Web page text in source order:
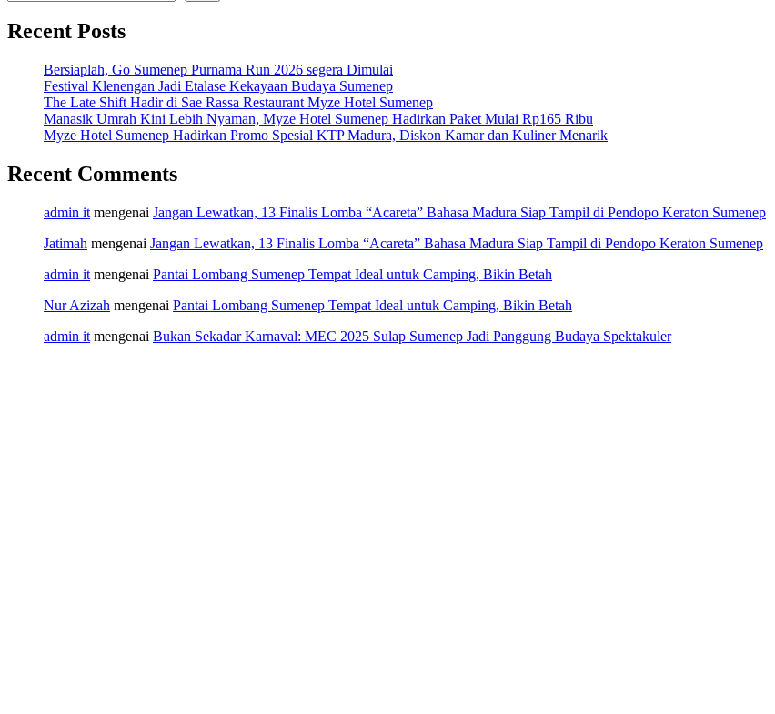
Recent Posts
Bersiaplah, Go Sumenep Purnama Run 2026 segera Dimulai
Festival Klenengan Jadi Etalase Kekayaan Budaya Sumenep
The Late Shift Hadir di Sae Rassa Restaurant Myze Hotel Sumenep
Manasik Umrah Kini Lebih Nyaman, Myze Hotel Sumenep Hadirkan Paket Mulai Rp165 Ribu
Myze Hotel Sumenep Hadirkan Promo Spesial KTP Madura, Diskon Kamar dan Kuliner Menarik
Recent Comments
admin it mengenai Jangan Lewatkan, 13 Finalis Lomba “Acareta” Bahasa Madura Siap Tampil di Pendopo Keraton Sumenep
Jatimah mengenai Jangan Lewatkan, 13 Finalis Lomba “Acareta” Bahasa Madura Siap Tampil di Pendopo Keraton Sumenep
admin it mengenai Pantai Lombang Sumenep Tempat Ideal untuk Camping, Bikin Betah
Nur Azizah mengenai Pantai Lombang Sumenep Tempat Ideal untuk Camping, Bikin Betah
admin it mengenai Bukan Sekadar Karnaval: MEC 2025 Sulap Sumenep Jadi Panggung Budaya Spektakuler